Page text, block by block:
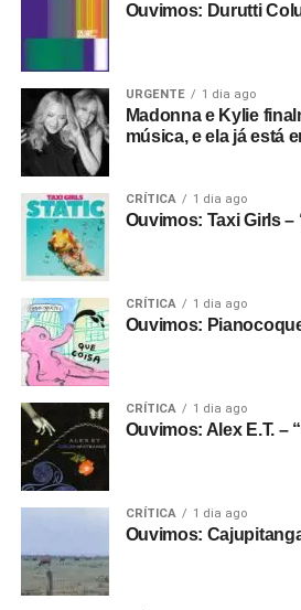
Ouvimos: Durutti
URGENTE 1 dia ago
Madonna e Kylie
música, e ela já está
CRÍTICA 1 dia ago
Ouvimos: Taxi Girls –
CRÍTICA 1 dia ago
Ouvimos:
CRÍTICA 1 dia ago
Ouvimos: Alex E.T. –
CRÍTICA 1 dia ago
Ouvimos: